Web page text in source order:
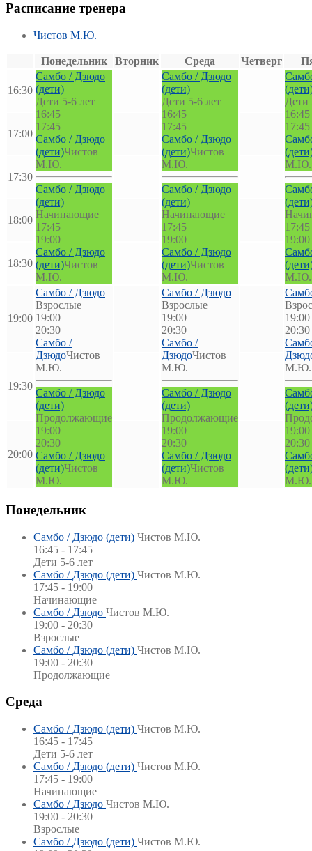
Расписание тренера
Чистов М.Ю.
Понедельник Вторник Среда Четверг
16:30
Самбо / Дзюдо
(дети)
Дети 5-6 лет
16:45
17:45
Самбо / Дзюдо
(дети)Чистов
М.Ю.
Самбо / Дзюдо
(дети)
Начинающие
17:45
19:00
Самбо / Дзюдо
(дети)Чистов
М.Ю.
Самбо / Дзюдо
(дети)
Дети 5-6 лет
16:45
17:45
Самбо / Дзюдо
(дети)Чистов
М.Ю.
Самбо / Дзюдо
(дети)
Начинающие
17:45
19:00
Самбо / Дзюдо
(дети)Чистов
М.Ю.
Дети
16:45
17:45
М.Ю.
17:45
19:00
М.Ю.
17:00
17:30
18:00
18:30
19:00
Самбо / Дзюдо
Взрослые
19:00
20:30
Самбо /
ДзюдоЧистов
М.Ю.
Самбо / Дзюдо
(дети)
Продолжающие
19:00
20:30
Самбо / Дзюдо
(дети)Чистов
М.Ю.
Самбо / Дзюдо
Взрослые
19:00
20:30
Самбо /
ДзюдоЧистов
М.Ю.
Самбо / Дзюдо
(дети)
Продолжающие
19:00
20:30
Самбо / Дзюдо
(дети)Чистов
М.Ю.
19:00
20:30
М.Ю.
19:00
20:30
М.Ю.
19:30
20:00
Понедельник
Самбо / Дзюдо (дети) Чистов М.Ю.
16:45 - 17:45
Дети 5-6 лет
Самбо / Дзюдо (дети) Чистов М.Ю.
17:45 - 19:00
Начинающие
Самбо / Дзюдо Чистов М.Ю.
19:00 - 20:30
Взрослые
Самбо / Дзюдо (дети) Чистов М.Ю.
19:00 - 20:30
Продолжающие
Среда
Самбо / Дзюдо (дети) Чистов М.Ю.
16:45 - 17:45
Дети 5-6 лет
Самбо / Дзюдо (дети) Чистов М.Ю.
17:45 - 19:00
Начинающие
Самбо / Дзюдо Чистов М.Ю.
19:00 - 20:30
Взрослые
Самбо / Дзюдо (дети) Чистов М.Ю.